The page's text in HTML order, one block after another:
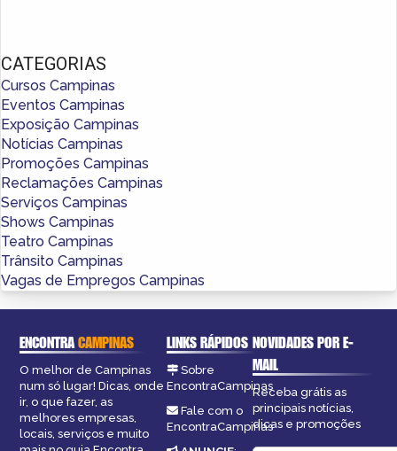
CATEGORIAS
Cursos Campinas
Eventos Campinas
Exposição Campinas
Notícias Campinas
Promoções Campinas
Reclamações Campinas
Serviços Campinas
Shows Campinas
Teatro Campinas
Trânsito Campinas
Vagas de Empregos Campinas
ENCONTRACAMPINAS
O melhor de Campinas
num só lugar! Dicas, onde
ir, o que fazer, as
melhores empresas,
locais, serviços e muito
LINKS RÁPIDOS
Sobre
EncontraCampinas
Fale com o
EncontraCampinas
NOVIDADES POR E-
MAIL
Receba grátis as
principais notícias,
dicas e promoções